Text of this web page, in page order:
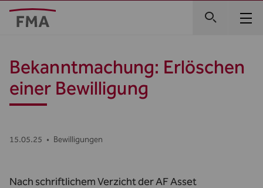
Bekanntmachung: Erlöschen
einer Bewilligung
15.05.25 • Bewilligungen
Nach schriftlichem Verzicht der AF Asset